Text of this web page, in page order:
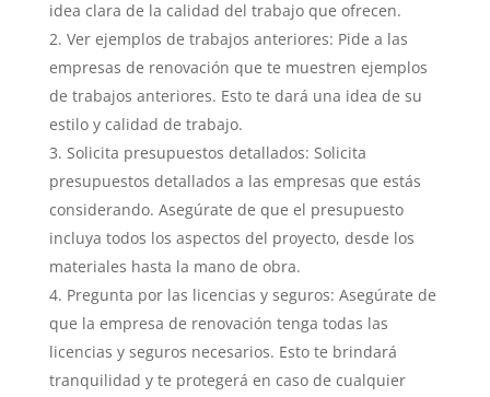
idea clara de la calidad del trabajo que ofrecen.
Ver ejemplos de trabajos anteriores: Pide a las
empresas de renovación que te muestren ejemplos
de trabajos anteriores. Esto te dará una idea de su
estilo y calidad de trabajo.
Solicita presupuestos detallados: Solicita
presupuestos detallados a las empresas que estás
considerando. Asegúrate de que el presupuesto
incluya todos los aspectos del proyecto, desde los
materiales hasta la mano de obra.
Pregunta por las licencias y seguros: Asegúrate de
que la empresa de renovación tenga todas las
licencias y seguros necesarios. Esto te brindará
tranquilidad y te protegerá en caso de cualquier